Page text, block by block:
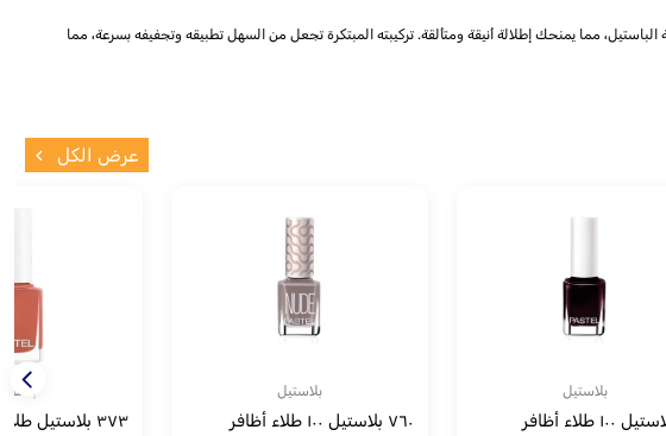
بنعومة ورقة الباستيل، مما يمنحك إطلالة أنيقة ومتألقة. تركيبته المبتكرة تجعل من السهل تطبيقه وتجفيفه بسرعة، مما
عرض الكل
بلاستيل بلاستيل
٧٦٠ بلاستيل ١٠٠ طلاء أظافر ٣٧٣ بلاستيل طلاء أظافر